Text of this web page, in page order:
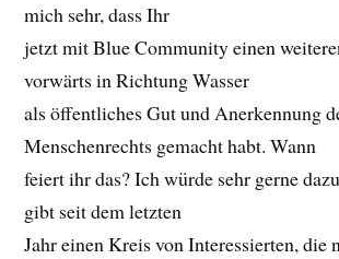
mich sehr, dass Ihr
jetzt mit Blue Community einen
vorwärts in Richtung Wasser
als öffentliches Gut und Anerkennung
Menschenrechts gemacht habt. Wann
feiert ihr das? Ich würde sehr gerne
gibt seit dem letzten
Jahr einen Kreis von Interessierten, die